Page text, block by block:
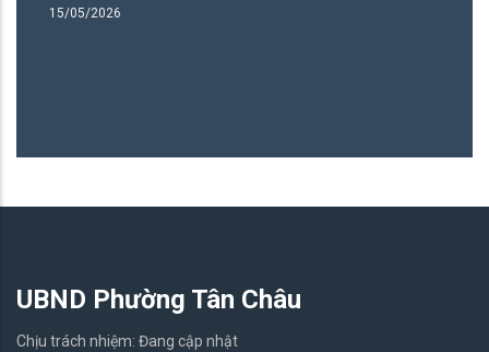
15/05/2026
UBND Phường Tân Châu
Chịu trách nhiệm: Đang cập nhật